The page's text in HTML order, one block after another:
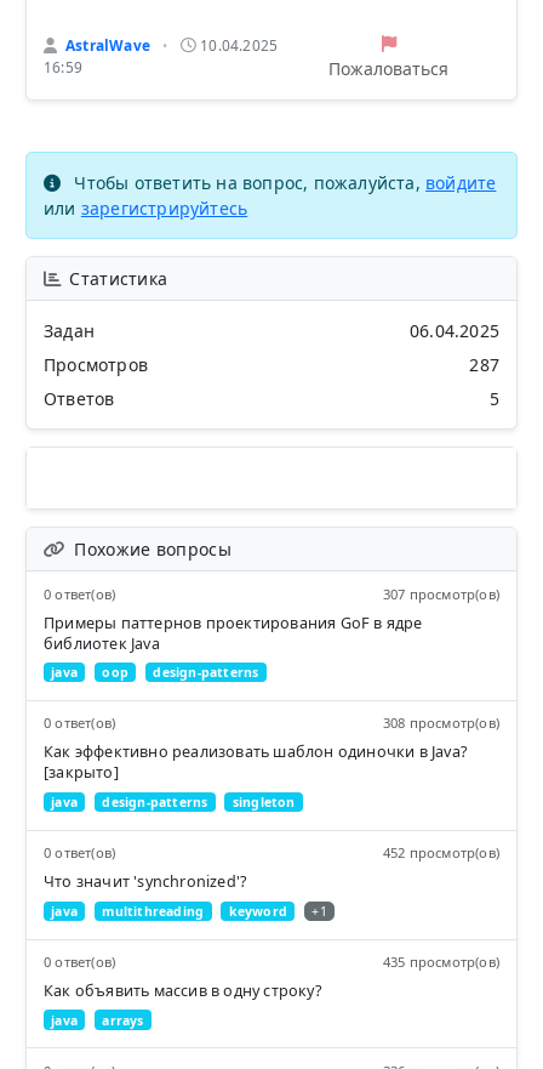
AstralWave •
10.04.2025
16:59
Пожаловаться
Чтобы ответить на вопрос, пожалуйста, войдите
или зарегистрируйтесь
Статистика
Задан
06.04.2025
Просмотров
287
Ответов
5
Похожие вопросы
0 ответ(ов) 307 просмотр(ов)
Примеры паттернов проектирования GoF в ядре
библиотек Java
java oop design-patterns
0 ответ(ов) 308 просмотр(ов)
Как эффективно реализовать шаблон одиночки в Java?
[закрыто]
java design-patterns singleton
0 ответ(ов) 452 просмотр(ов)
Что значит 'synchronized'?
java multithreading keyword +1
0 ответ(ов) 435 просмотр(ов)
Как объявить массив в одну строку?
java arrays